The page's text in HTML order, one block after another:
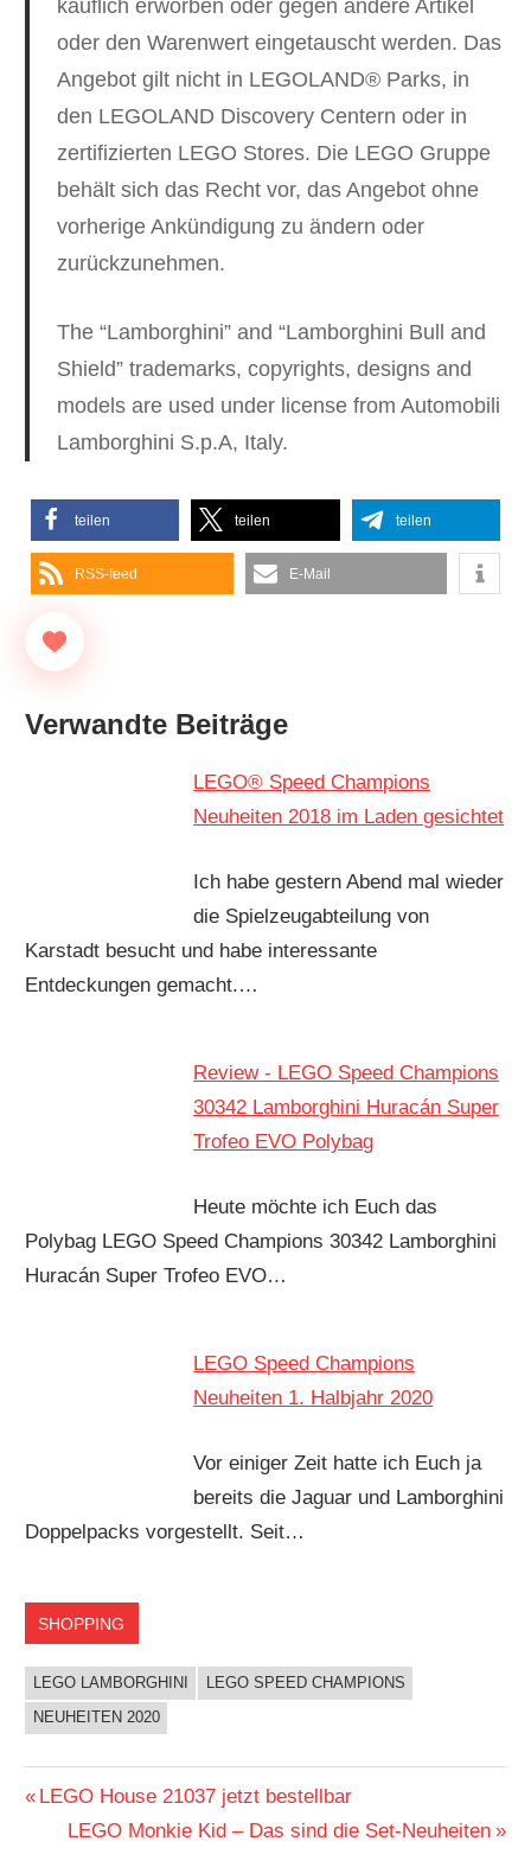
käuflich erworben oder gegen andere Artikel
oder den Warenwert eingetauscht werden. Das
Angebot gilt nicht in LEGOLAND® Parks, in
den LEGOLAND Discovery Centern oder in
zertifizierten LEGO Stores. Die LEGO Gruppe
behält sich das Recht vor, das Angebot ohne
vorherige Ankündigung zu ändern oder
zurückzunehmen.
The “Lamborghini” and “Lamborghini Bull and
Shield” trademarks, copyrights, designs and
models are used under license from Automobili
Lamborghini S.p.A, Italy.
teilen teilen teilen
RSS-feed E-Mail
Verwandte Beiträge
LEGO® Speed Champions
Neuheiten 2018 im Laden gesichtet
Ich habe gestern Abend mal wieder
die Spielzeugabteilung von
Karstadt besucht und habe interessante
Entdeckungen gemacht.…
Review - LEGO Speed Champions
30342 Lamborghini Huracán Super
Trofeo EVO Polybag
Heute möchte ich Euch das
Polybag LEGO Speed Champions 30342 Lamborghini
Huracán Super Trofeo EVO…
LEGO Speed Champions
Neuheiten 1. Halbjahr 2020
Vor einiger Zeit hatte ich Euch ja
bereits die Jaguar und Lamborghini
Doppelpacks vorgestellt. Seit…
SHOPPING
LEGO LAMBORGHINI
LEGO SPEED CHAMPIONS
NEUHEITEN 2020
Beitragsnavigation
Vorheriger
Beitrag:
LEGO House 21037 jetzt bestellbar
Nächster
LEGO Monkie Kid – Das sind die Set-Neuheiten